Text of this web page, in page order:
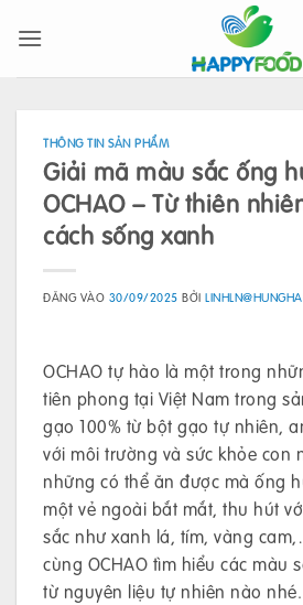
qua
THÔNG TIN SẢN PHẨM
Giải mã màu sắc ống
OCHAO – Từ thiên
cách sống xanh
ĐĂNG VÀO 30/09/2025 BỞI
OCHAO tự hào là một trong
tiên phong tại Việt Nam trong
gạo 100% từ bột gạo tự nhiên,
với môi trường và sức khỏe con
những có thể ăn được mà ống
một vẻ ngoài bắt mắt, thu hút
sắc như xanh lá, tím, vàng
cùng OCHAO tìm hiểu các màu
từ nguyên liệu tự nhiên nào nhé.